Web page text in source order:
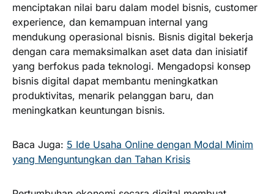
menciptakan nilai baru dalam model bisnis, customer
experience, dan kemampuan internal yang
mendukung operasional bisnis. Bisnis digital bekerja
dengan cara memaksimalkan aset data dan inisiatif
yang berfokus pada teknologi. Mengadopsi konsep
bisnis digital dapat membantu meningkatkan
produktivitas, menarik pelanggan baru, dan
meningkatkan keuntungan bisnis.
Baca Juga: 5 Ide Usaha Online dengan Modal Minim
yang Menguntungkan dan Tahan Krisis